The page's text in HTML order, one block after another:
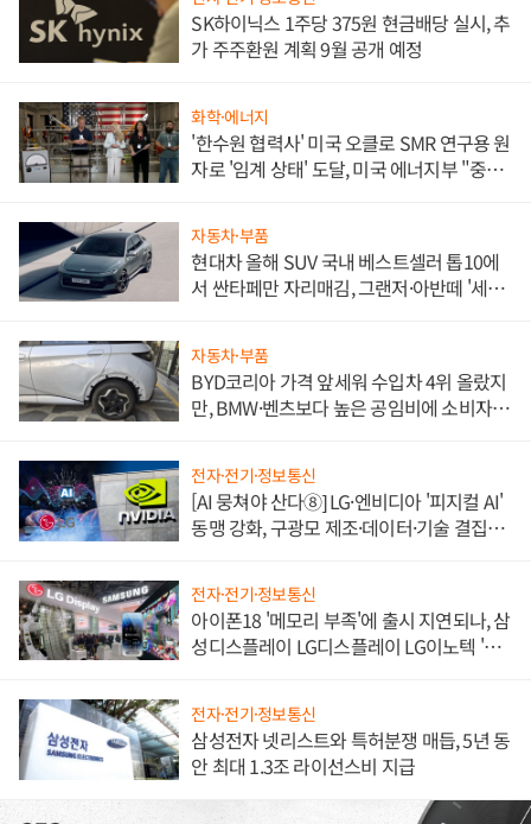
SK하이닉스 1주당 375원 현금배당 실시, 추
가 주주환원 계획 9월 공개 예정
화학·에너지
'한수원 협력사' 미국 오클로 SMR 연구용 원
자로 '임계 상태' 도달, 미국 에너지부 "중요
자동차·부품
현대차 올해 SUV 국내 베스트셀러 톱10에
서 싼타페만 자리매김, 그랜저·아반떼 '세단
자동차·부품
BYD코리아 가격 앞세워 수입차 4위 올랐지
만, BMW·벤츠보다 높은 공임비에 소비자
전자·전기·정보통신
[AI 뭉쳐야 산다⑧] LG·엔비디아 '피지컬 AI'
동맹 강화, 구광모 제조·데이터·기술 결집
전자·전기·정보통신
아이폰18 '메모리 부족'에 출시 지연되나, 삼
성디스플레이 LG디스플레이 LG이노텍 '탈
전자·전기·정보통신
삼성전자 넷리스트와 특허분쟁 매듭, 5년 동
안 최대 1.3조 라이선스비 지급